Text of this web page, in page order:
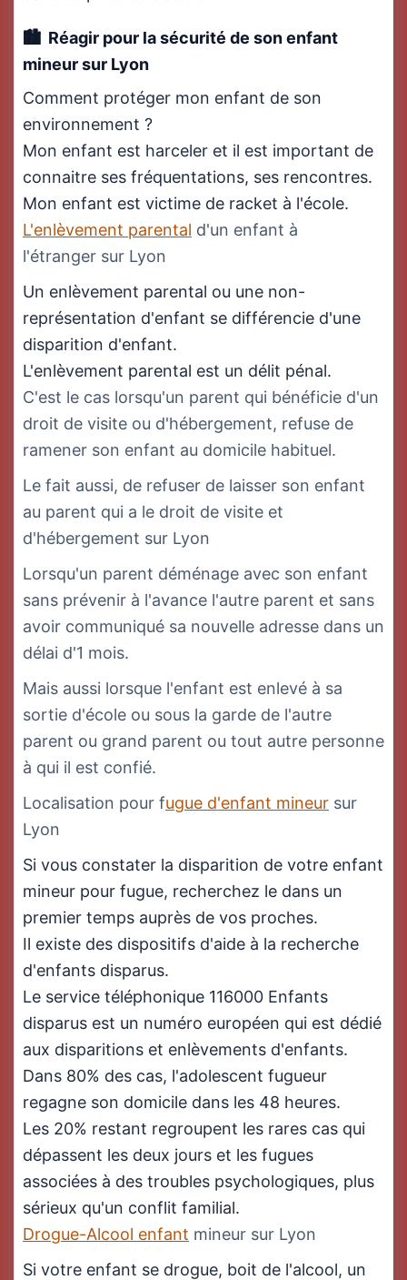
Réagir pour la sécurité de son enfant
mineur sur Lyon
Comment protéger mon enfant de son
environnement ?
Mon enfant est harceler et il est important de
connaitre ses fréquentations, ses rencontres.
Mon enfant est victime de racket à l'école.
L'enlèvement parental d'un enfant à
l'étranger sur Lyon
Un enlèvement parental ou une non-
représentation d'enfant se différencie d'une
disparition d'enfant.
L'enlèvement parental est un délit pénal.
C'est le cas lorsqu'un parent qui bénéficie d'un
droit de visite ou d'hébergement, refuse de
ramener son enfant au domicile habituel.
Le fait aussi, de refuser de laisser son enfant
au parent qui a le droit de visite et
d'hébergement sur Lyon
Lorsqu'un parent déménage avec son enfant
sans prévenir à l'avance l'autre parent et sans
avoir communiqué sa nouvelle adresse dans un
délai d'1 mois.
Mais aussi lorsque l'enfant est enlevé à sa
sortie d'école ou sous la garde de l'autre
parent ou grand parent ou tout autre personne
à qui il est confié.
Localisation pour fugue d'enfant mineur sur
Lyon
Si vous constater la disparition de votre enfant
mineur pour fugue, recherchez le dans un
premier temps auprès de vos proches.
Il existe des dispositifs d'aide à la recherche
d'enfants disparus.
Le service téléphonique 116000 Enfants
disparus est un numéro européen qui est dédié
aux disparitions et enlèvements d'enfants.
Dans 80% des cas, l'adolescent fugueur
regagne son domicile dans les 48 heures.
Les 20% restant regroupent les rares cas qui
dépassent les deux jours et les fugues
associées à des troubles psychologiques, plus
sérieux qu'un conflit familial.
Drogue-Alcool enfant mineur sur Lyon
Si votre enfant se drogue, boit de l'alcool, un